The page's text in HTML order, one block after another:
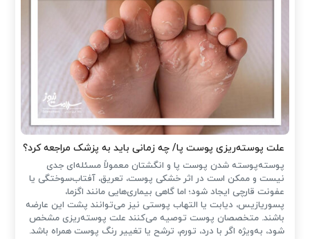
علت پوسته‌ریزی پوست پا/ چه زمانی باید به پزشک مراجعه کرد؟
پوسته‌پوسته شدن پوست پا و انگشتان معمولاً مسئله‌ای جدی
نیست و ممکن است در اثر خشکی پوست، تعریق، آفتاب‌سوختگی یا
عفونت قارچی ایجاد شود؛ اما گاهی بیماری‌هایی مانند اگزما،
پسوریازیس، دیابت یا التهاب پوستی نیز می‌توانند پشت این عارضه
باشند. متخصصان پوست توصیه می‌کنند علت پوسته‌ریزی مشخص
شود، به‌ویژه اگر با درد، تورم، ترشح یا تغییر رنگ پوست همراه باشد.